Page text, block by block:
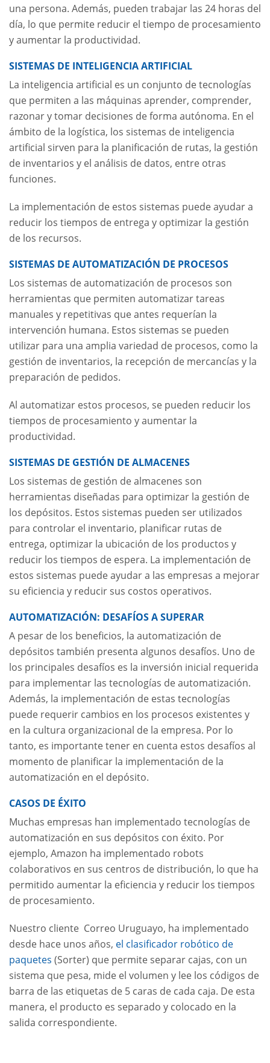
una persona. Además, pueden trabajar las 24 horas del
día, lo que permite reducir el tiempo de procesamiento
y aumentar la productividad.
SISTEMAS DE INTELIGENCIA ARTIFICIAL
La inteligencia artificial es un conjunto de tecnologías
que permiten a las máquinas aprender, comprender,
razonar y tomar decisiones de forma autónoma. En el
ámbito de la logística, los sistemas de inteligencia
artificial sirven para la planificación de rutas, la gestión
de inventarios y el análisis de datos, entre otras
funciones.
La implementación de estos sistemas puede ayudar a
reducir los tiempos de entrega y optimizar la gestión
de los recursos.
SISTEMAS DE AUTOMATIZACIÓN DE PROCESOS
Los sistemas de automatización de procesos son
herramientas que permiten automatizar tareas
manuales y repetitivas que antes requerían la
intervención humana. Estos sistemas se pueden
utilizar para una amplia variedad de procesos, como la
gestión de inventarios, la recepción de mercancías y la
preparación de pedidos.
Al automatizar estos procesos, se pueden reducir los
tiempos de procesamiento y aumentar la
productividad.
SISTEMAS DE GESTIÓN DE ALMACENES
Los sistemas de gestión de almacenes son
herramientas diseñadas para optimizar la gestión de
los depósitos. Estos sistemas pueden ser utilizados
para controlar el inventario, planificar rutas de
entrega, optimizar la ubicación de los productos y
reducir los tiempos de espera. La implementación de
estos sistemas puede ayudar a las empresas a mejorar
su eficiencia y reducir sus costos operativos.
AUTOMATIZACIÓN: DESAFÍOS A SUPERAR
A pesar de los beneficios, la automatización de
depósitos también presenta algunos desafíos. Uno de
los principales desafíos es la inversión inicial requerida
para implementar las tecnologías de automatización.
Además, la implementación de estas tecnologías
puede requerir cambios en los procesos existentes y
en la cultura organizacional de la empresa. Por lo
tanto, es importante tener en cuenta estos desafíos al
momento de planificar la implementación de la
automatización en el depósito.
CASOS DE ÉXITO
Muchas empresas han implementado tecnologías de
automatización en sus depósitos con éxito. Por
ejemplo, Amazon ha implementado robots
colaborativos en sus centros de distribución, lo que ha
permitido aumentar la eficiencia y reducir los tiempos
de procesamiento.
Nuestro cliente Correo Uruguayo, ha implementado
desde hace unos años, el clasificador robótico de
paquetes (Sorter) que permite separar cajas, con un
sistema que pesa, mide el volumen y lee los códigos de
barra de las etiquetas de 5 caras de cada caja. De esta
manera, el producto es separado y colocado en la
salida correspondiente.